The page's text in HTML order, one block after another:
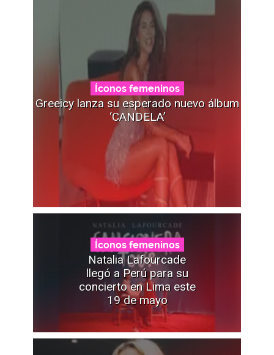
Íconos femeninos
Greeicy lanza su esperado nuevo álbum
‘CANDELA’
Íconos femeninos
Natalia Lafourcade
llegó a Perú para su
concierto en Lima este
19 de mayo